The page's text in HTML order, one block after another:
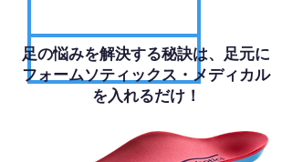
足の悩みを解決する秘訣は、足元に
フォームソティックス・メディカル
を入れるだけ！